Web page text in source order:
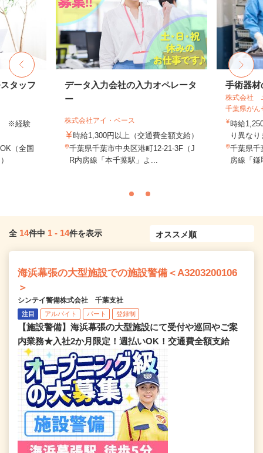
タッフ
※経験
（全国
データ入力会社の入力オペレータ
ー
株式会社アイ・ベース
時給1,300円以上（交通費全額支給）
千葉県千葉市中央区港町12-21-3F（J
R内房線「本千葉駅」よ...
手術器材
株式会社
千葉県がん
時給
り異な
千葉県千
房線「
全 14件中 1 - 14件を表示
海浜幕張の大型施設での施設警備＜A3203200106
＞
シンテイ警備株式会社 千葉支社
注目 アルバイト パート 登録制
【施設警備】海浜幕張の大型施設にて受付や巡回やご案
内業務★入社2か月限定！週払いOK！交通費全額支給